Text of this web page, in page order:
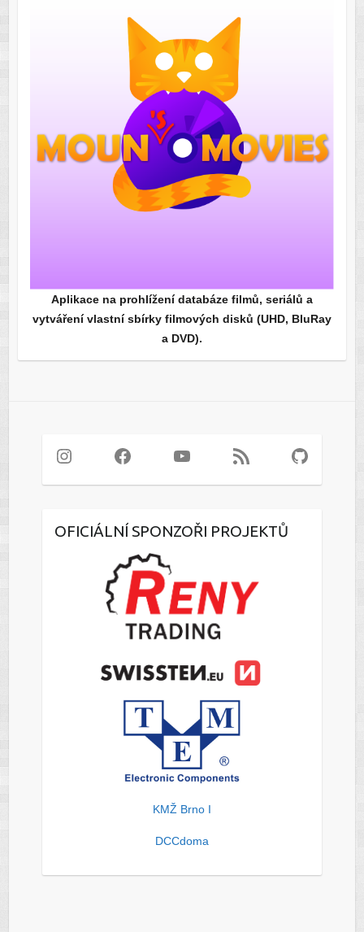
Aplikace na prohlížení databáze filmů, seriálů a
vytváření vlastní sbírky filmových disků (UHD, BluRay
a DVD).
InstagramFacebookYouTubeRSS Feed GitHub
OFICIÁLNÍ SPONZOŘI PROJEKTŮ
KMŽ Brno I
DCCdoma